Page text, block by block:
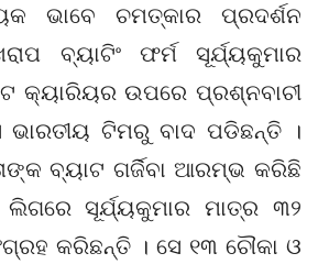
ଭାବେ ଚମତ୍କାର ପ୍ରଦର୍ଶନ
ବ୍ୟାଟିଂ ଫର୍ମ ସୂର୍ଯ୍ୟକୁମାର
କ୍ୟାରିୟର ଉପରେ ପ୍ରଶ୍ନବାଚୀ
ଟିମରୁ ବାଦ ପଡିଛନ୍ତି ।
ବ୍ୟାଟ ଗର୍ଜିବା ଆରମ୍ଭ କରିଛି
ସୂର୍ଯ୍ୟକୁମାର ମାତ୍ର ୩୨
କରିଛନ୍ତି । ସେ ୧୩ ଚୌକା ଓ